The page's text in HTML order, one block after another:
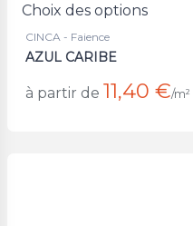
Choix des options
CINCA - Faience
AZUL CARIBE
à partir de 11,40 €/m²